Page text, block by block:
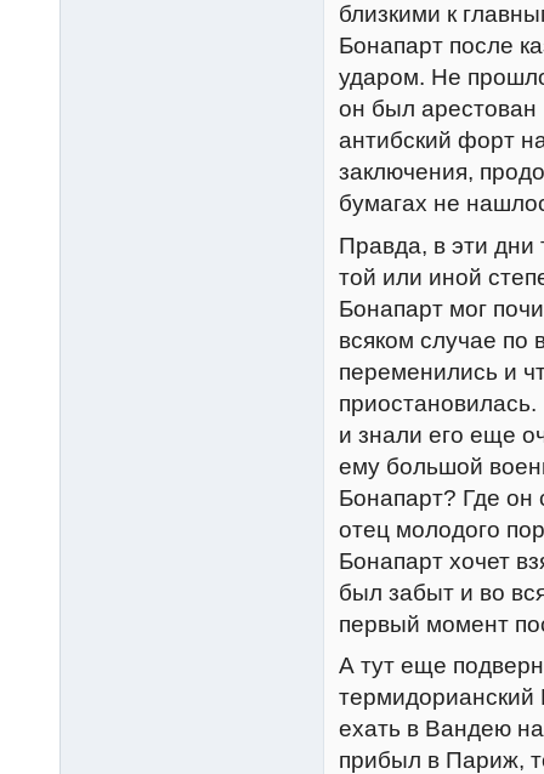
близкими к
Бонапарт после
ударом. Не
он был арестован
антибский форт
заключения,
бумагах не
Правда, в эти дни
той или иной
Бонапарт мог
всяком случае по
переменились и
и знали его еще
ему большой
Бонапарт? Где он
отец молодого
Бонапарт хочет
был забыт и во
первый момент
А тут еще
термидорианский
ехать в Вандею
прибыл в Париж,